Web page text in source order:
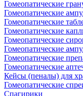
Гомеопатические
Гомеопатические
Гомеопатические
Гомеопатические
Гомеопатические
Гомеопатические
Гомеопатические
Гомеопатические
Кейсы (пеналы) для
Гомеопатические
Спагирики